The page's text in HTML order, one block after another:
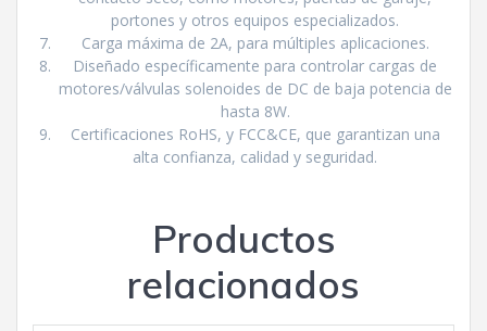
portones y otros equipos especializados.
Carga máxima de 2A, para múltiples aplicaciones.
Diseñado específicamente para controlar cargas de
motores/válvulas solenoides de DC de baja potencia de
hasta 8W.
Certificaciones RoHS, y FCC&CE, que garantizan una
alta confianza, calidad y seguridad.
Productos
relacionados